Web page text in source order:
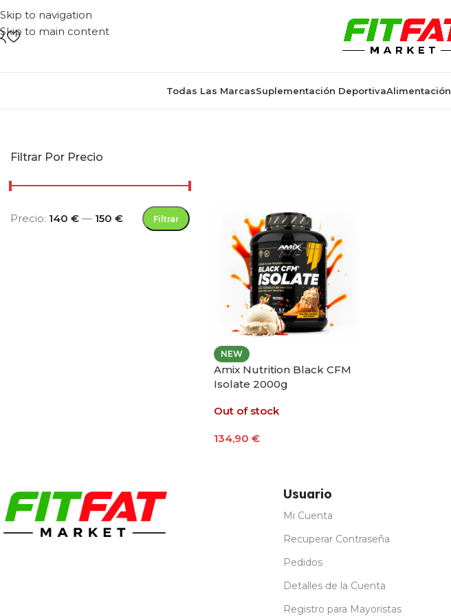
Skip to navigation
Skip to main content
Todas Las MarcasSuplementación DeportivaAlimentación
Filtrar Por Precio
Filtrar
Precio: 140 € — 150 €
NEW
Amix Nutrition Black CFM
Isolate 2000g
Out of stock
134,90 €
Usuario
Mi Cuenta
Recuperar Contraseña
Pedidos
Detalles de la Cuenta
Registro para Mayoristas